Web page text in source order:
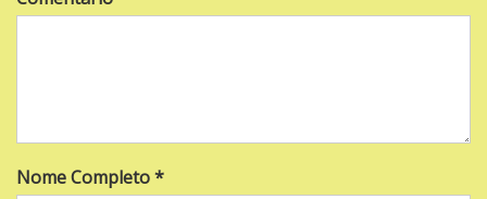
Nome Completo *